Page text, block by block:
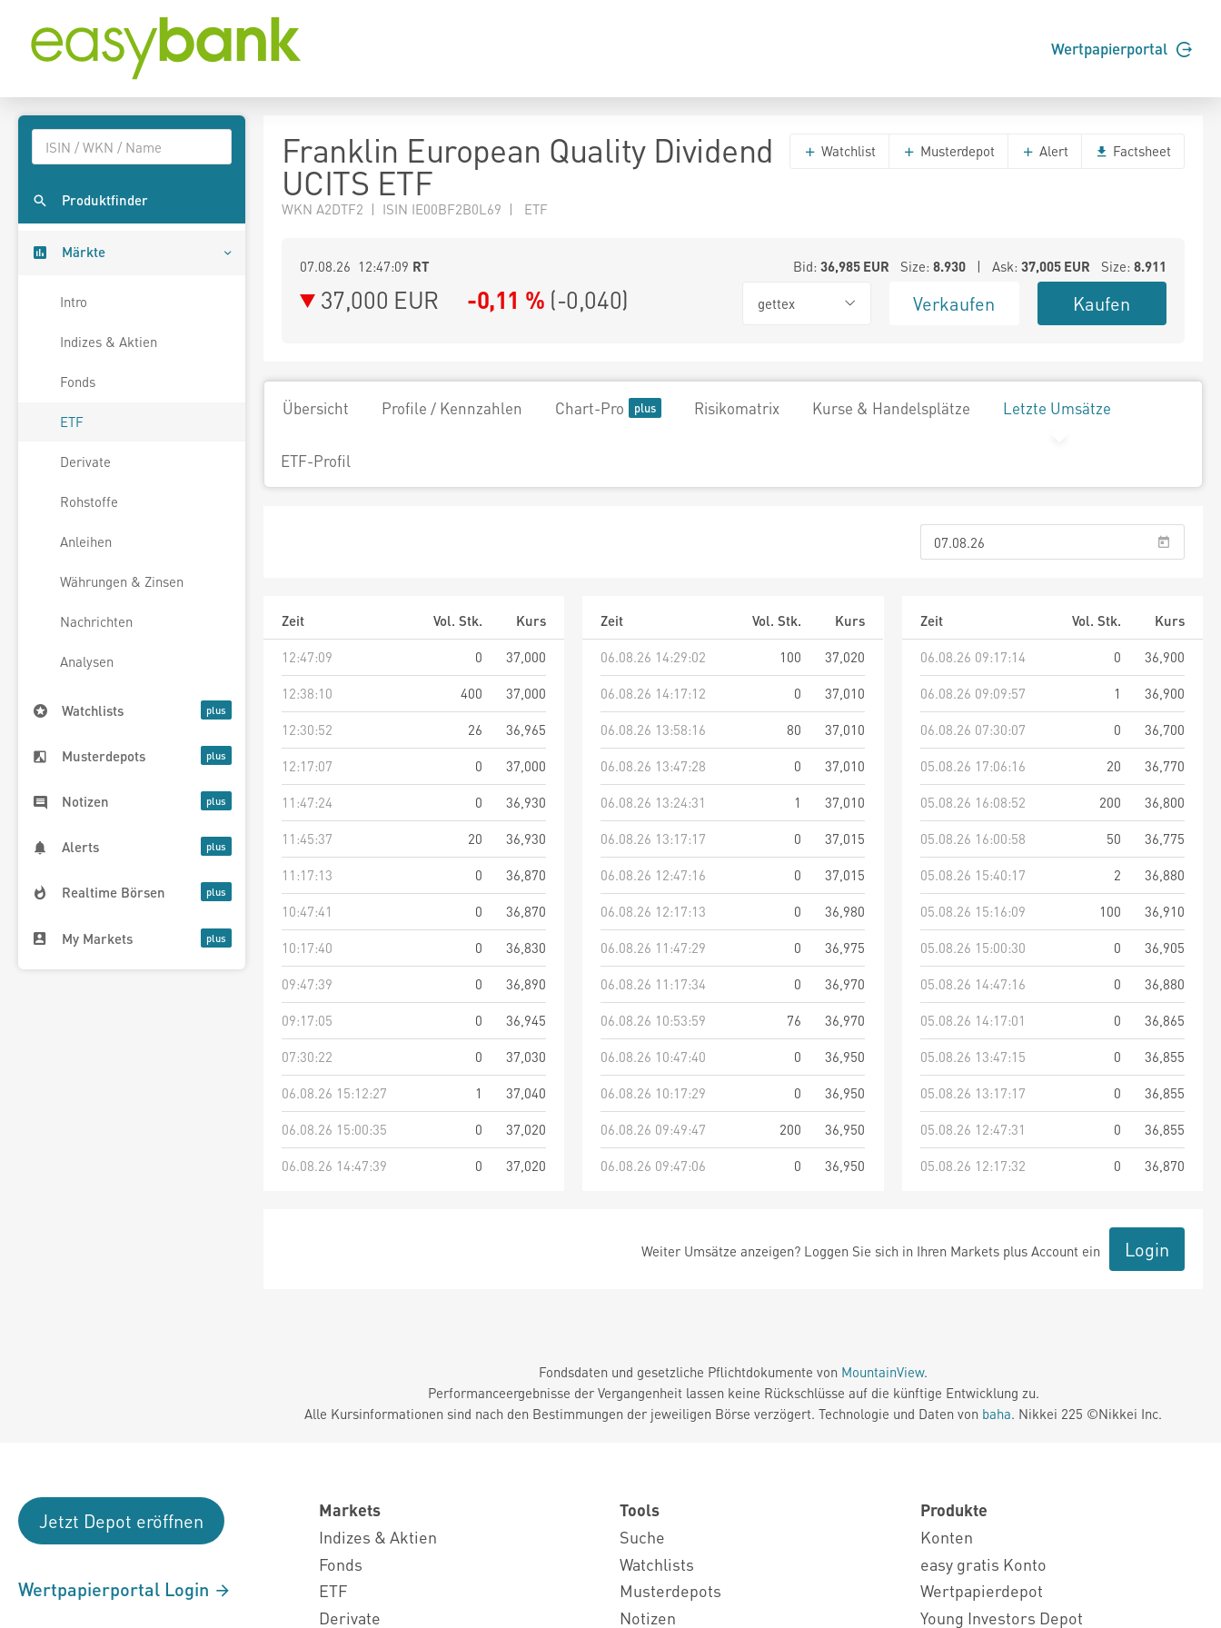
Wertpapierportal
Produktfinder
Märkte
Intro
Indizes & Aktien
Fonds
ETF
Derivate
Rohstoffe
Anleihen
Währungen & Zinsen
Nachrichten
Analysen
Watchlists
Musterdepots
Notizen
Alerts
Realtime Börsen
My Markets
Franklin European Quality Dividend
UCITS ETF
WKN A2DTF2 | ISIN IE00BF2B0L69 | ETF
Watchlist Musterdepot Alert Factsheet
07.08.26 12:47:09 RT Bid: 36,985EUR Size: 8.930| Ask: 37,005EUR Size: 8.911
37,000 EUR -0,11 % (-0,040) gettex Verkaufen Kaufen
Übersicht Profile / Kennzahlen Chart-Pro Risikomatrix Kurse & Handelsplätze Letzte Umsätze
ETF-Profil
Zeit Vol. Stk.
Kurs
12:47:09
0
37,000
12:38:10
400
37,000
12:30:52
26
36,965
12:17:07
0
37,000
11:47:24
0
36,930
11:45:37
20
36,930
11:17:13
0
36,870
10:47:41
0
36,870
10:17:40
0
36,830
09:47:39
0
36,890
09:17:05
0
36,945
07:30:22
0
37,030
06.08.26 15:12:27
1
37,040
06.08.26 15:00:35
0
37,020
06.08.26 14:47:39
0 37,020
Zeit Vol. Stk.
Kurs
06.08.26 14:29:02
100
37,020
06.08.26 14:17:12
0
37,010
06.08.26 13:58:16
80
37,010
06.08.26 13:47:28
0
37,010
06.08.26 13:24:31
1
37,010
06.08.26 13:17:17
0
37,015
06.08.26 12:47:16
0
37,015
06.08.26 12:17:13
0
36,980
06.08.26 11:47:29
0
36,975
06.08.26 11:17:34
0
36,970
06.08.26 10:53:59
76
36,970
06.08.26 10:47:40
0
36,950
06.08.26 10:17:29
0
36,950
06.08.26 09:49:47
200
36,950
06.08.26 09:47:06
0 36,950
Zeit Vol. Stk.
Kurs
06.08.26 09:17:14
0
36,900
06.08.26 09:09:57
1
36,900
06.08.26 07:30:07
0
36,700
05.08.26 17:06:16
20
36,770
05.08.26 16:08:52
200
36,800
05.08.26 16:00:58
50
36,775
05.08.26 15:40:17
2
36,880
05.08.26 15:16:09
100
36,910
05.08.26 15:00:30
0
36,905
05.08.26 14:47:16
0
36,880
05.08.26 14:17:01
0
36,865
05.08.26 13:47:15
0
36,855
05.08.26 13:17:17
0
36,855
05.08.26 12:47:31
0
36,855
05.08.26 12:17:32
0 36,870
Weiter Umsätze anzeigen? Loggen Sie sich in Ihren Markets plus Account ein Login
Fondsdaten und gesetzliche Pflichtdokumente von MountainView.
Performanceergebnisse der Vergangenheit lassen keine Rückschlüsse auf die künftige Entwicklung zu.
Alle Kursinformationen sind nach den Bestimmungen der jeweiligen Börse verzögert. Technologie und Daten von baha. Nikkei 225 ©Nikkei Inc.
Jetzt Depot eröffnen
Wertpapierportal Login
Markets
Indizes & Aktien
Fonds
ETF
Derivate
Tools
Suche
Watchlists
Musterdepots
Notizen
Produkte
Konten
easy gratis Konto
Wertpapierdepot
Young Investors Depot